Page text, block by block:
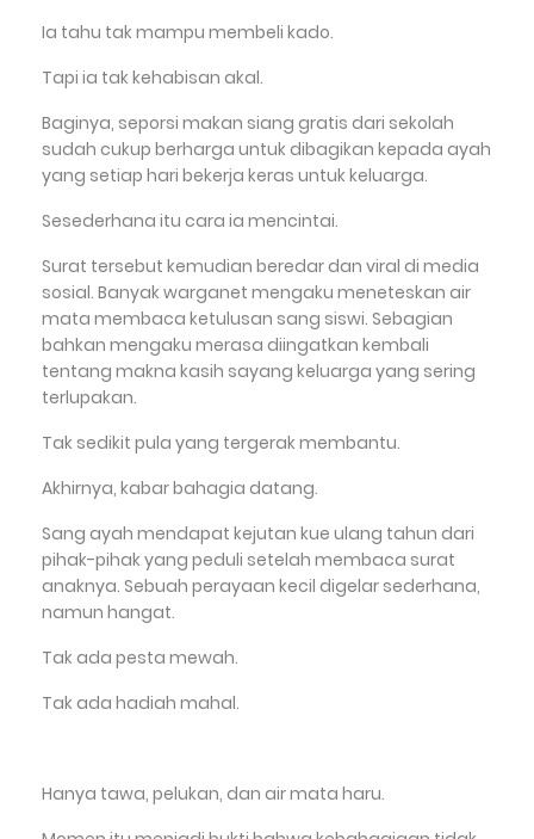
Ia tahu tak mampu membeli kado.
Tapi ia tak kehabisan akal.
Baginya, seporsi makan siang gratis dari sekolah
sudah cukup berharga untuk dibagikan kepada ayah
yang setiap hari bekerja keras untuk keluarga.
Sesederhana itu cara ia mencintai.
Surat tersebut kemudian beredar dan viral di media
sosial. Banyak warganet mengaku meneteskan air
mata membaca ketulusan sang siswi. Sebagian
bahkan mengaku merasa diingatkan kembali
tentang makna kasih sayang keluarga yang sering
terlupakan.
Tak sedikit pula yang tergerak membantu.
Akhirnya, kabar bahagia datang.
Sang ayah mendapat kejutan kue ulang tahun dari
pihak-pihak yang peduli setelah membaca surat
anaknya. Sebuah perayaan kecil digelar sederhana,
namun hangat.
Tak ada pesta mewah.
Tak ada hadiah mahal.
Hanya tawa, pelukan, dan air mata haru.